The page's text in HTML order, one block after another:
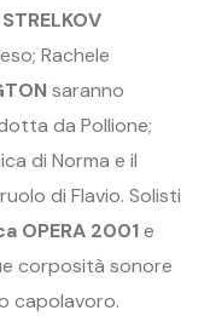
STRELKOV
Rachele
saranno
da Pollione;
di Norma e il
di Flavio. Solisti
OPERA 2001e
corposità sonore
capolavoro.